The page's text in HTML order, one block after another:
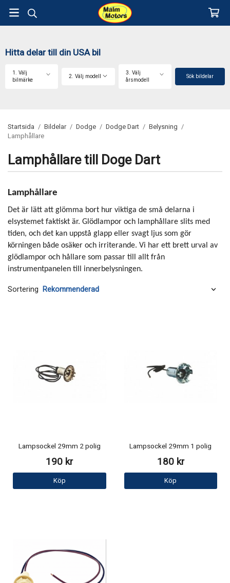
Hitta delar till din USA bil
1. Välj
bilmärke
2. Välj modell
3. Välj
årsmodell
Sök bildelar
Startsida / Bildelar / Dodge / Dodge Dart / Belysning /
Lamphållare
Lamphållare till Doge Dart
Lamphållare
Det är lätt att glömma bort hur viktiga de små delarna i
elsystemet faktiskt är. Glödlampor och lamphållare slits med
tiden, och det kan uppstå glapp eller svagt ljus som gör
körningen både osäker och irriterande. Vi har ett brett urval av
glödlampor och hållare som passar till allt från
instrumentpanelen till innerbelysningen.
Sortering
Lampsockel 29mm 2 polig
190 kr
Köp
Lampsockel 29mm 1 polig
180 kr
Köp